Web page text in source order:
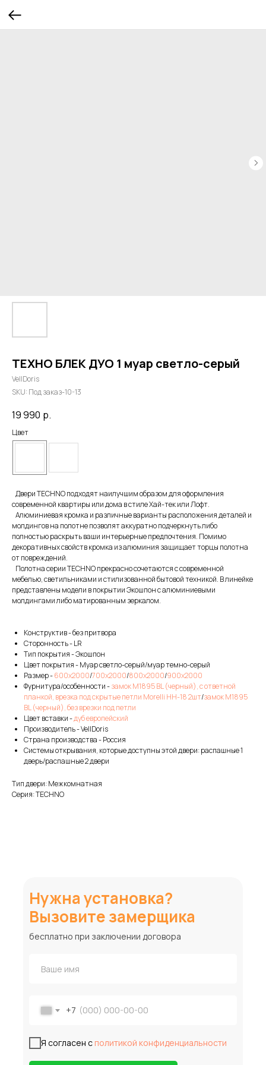
ТЕХНО БЛЕК ДУО 1 муар светло-серый
VellDoris
SKU: Под заказ-10-13
19 990 р.
Цвет
Двери TECHNO подходят наилучшим образом для оформления
современной квартиры или дома в стиле Хай-тек или Лофт.
Алюминиевая кромка и различные варианты расположения деталей и
молдингов на полотне позволят аккуратно подчеркнуть либо
полностью раскрыть ваши интерьерные предпочтения. Помимо
декоративных свойств кромка из алюминия защищает торцы полотна
от повреждений.
Полотна серии TECHNO прекрасно сочетаются с современной
мебелью, светильниками и стилизованной бытовой техникой. В линейке
представлены модели в покрытии Экошпон с алюминиевыми
молдингами либо матированным зеркалом.
Конструктив - без притвора
Сторонность - LR
Тип покрытия - Экошпон
Цвет покрытия - Муар светло-серый/муар темно-серый
Размер -600х2000/700х2000/800х2000/900х2000
Фурнитура/особенности -замок M1895 BL (черный), с ответной
планкой, врезка под скрытые петли Morelli HH-18 2шт/замок M1895
BL (черный), без врезки под петли
Цвет вставки -дуб европейский
Производитель - VellDoris
Страна производства - Россия
Системы открывания, которые доступны этой двери: распашные 1
дверь/распашные 2 двери
Тип двери: Межкомнатная
Серия: TECHNO
Нужна установка?
Вызовите замерщика
+7
Я согласен с политикой конфиденциальности
бесплатно при заключении договора